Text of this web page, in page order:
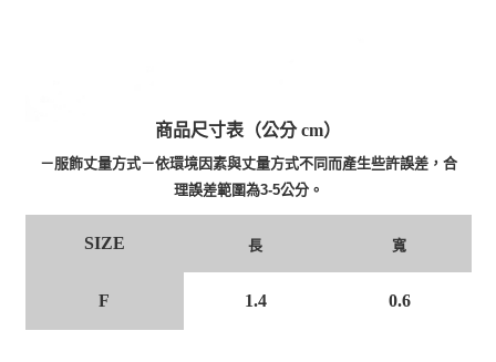
商品尺寸表（公分 cm）
－服飾丈量方式－依環境因素與丈量方式不同而產生些許誤差，合
理誤差範圍為3-5公分。
SIZE 長 寬
F 1.4 0.6